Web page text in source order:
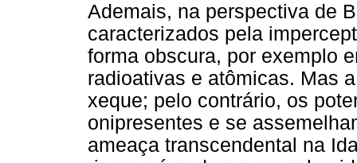
Ademais, na perspectiva de
caracterizados pela
forma obscura, por exemplo
radioativas e atômicas. Mas
xeque; pelo contrário, os
onipresentes e se
ameaça transcendental na